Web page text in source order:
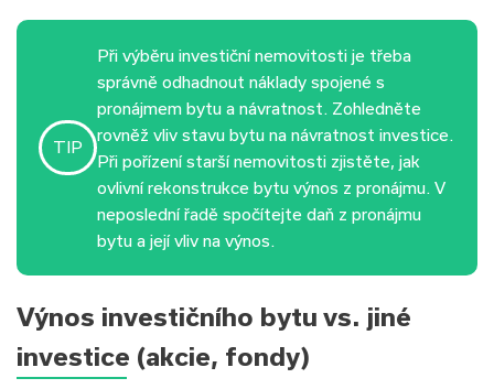
TIP
Při výběru investiční nemovitosti je třeba
správně odhadnout náklady spojené s
pronájmem bytu a návratnost. Zohledněte
rovněž vliv stavu bytu na návratnost investice.
Při pořízení starší nemovitosti zjistěte, jak
ovlivní rekonstrukce bytu výnos z pronájmu. V
neposlední řadě spočítejte daň z pronájmu
bytu a její vliv na výnos.
Výnos investičního bytu vs. jiné
investice (akcie, fondy)